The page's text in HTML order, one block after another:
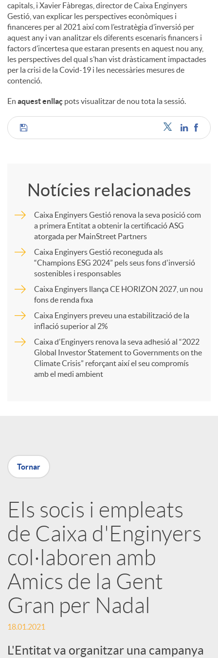
capitals, i Xavier Fàbregas, director de Caixa Enginyers
Gestió, van explicar les perspectives econòmiques i
financeres per al 2021 així com l’estratègia d’inversió per
aquest any i van analitzar els diferents escenaris financers i
factors d’incertesa que estaran presents en aquest nou any,
les perspectives del qual s’han vist dràsticament impactades
per la crisi de la Covid-19 i les necessàries mesures de
contenció.
En aquest enllaç pots visualitzar de nou tota la sessió.
C
m
r
X
a
r
x
e
s
S
Notícies relacionades
Caixa Enginyers Gestió renova la seva posició com
a primera Entitat a obtenir la certificació ASG
atorgada per MainStreet Partners
Caixa Enginyers Gestió reconeguda als
“Champions ESG 2024” pels seus fons d'inversió
sostenibles i responsables
Caixa Enginyers llança CE HORIZON 2027, un nou
fons de renda fixa
Caixa Enginyers preveu una estabilització de la
inflació superior al 2%
Caixa d'Enginyers renova la seva adhesió al “2022
Global Investor Statement to Governments on the
Climate Crisis” reforçant així el seu compromís
amb el medi ambient
Tornar
Els socis i empleats
de Caixa d'Enginyers
col·laboren amb
Amics de la Gent
Gran per Nadal
18.01.2021
L'Entitat va organitzar una campanya